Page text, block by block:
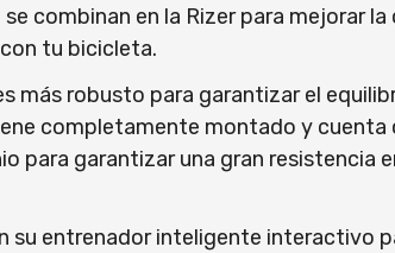
combinan en la Rizer para mejorar
tu bicicleta.
más robusto para garantizar el
completamente montado y
para garantizar una gran resistencia
su entrenador inteligente